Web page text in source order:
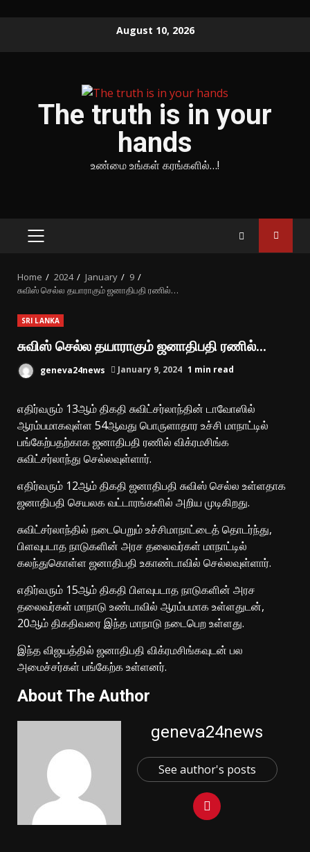
August 10, 2026
The truth is in your
hands
உண்மை உங்கள் கரங்களில்…!
PRIMARY
Home 2024 January
9
சுவிஸ் செல்ல தயாராகும் ஜனாதிபதி ரணில்…
SRI LANKA
சுவிஸ் செல்ல தயாராகும் ஜனாதிபதி ரணில்…
geneva24news January 9, 2024 1 min read
எதிர்வரும் 13ஆம் திகதி சுவிட்சர்லாந்தின் டாவோஸில்
ஆரம்பமாகவுள்ள 54ஆவது பொருளாதார உச்சி மாநாட்டில்
பங்கேற்பதற்காக ஜனாதிபதி ரணில் விக்ரமசிங்க
சுவிட்சர்லாந்து செல்லவுள்ளார்.
எதிர்வரும் 12ஆம் திகதி ஜனாதிபதி சுவிஸ் செல்ல உள்ளதாக
ஜனாதிபதி செயலக வட்டாரங்களில் அறிய முடிகிறது.
சுவிட்சர்லாந்தில் நடைபெறும் உச்சிமாநாட்டைத் தொடர்ந்து,
பிளவுபடாத நாடுகளின் அரச தலைவர்கள் மாநாட்டில்
கலந்துகொள்ள ஜனாதிபதி உகாண்டாவில் செல்லவுள்ளார்.
எதிர்வரும் 15ஆம் திகதி பிளவுபடாத நாடுகளின் அரச
தலைவர்கள் மாநாடு உண்டாவில் ஆரம்பமாக உள்ளதுடன்,
20ஆம் திகதிவரை இந்த மாநாடு நடைபெற உள்ளது.
இந்த விஜயத்தில் ஜனாதிபதி விக்ரமசிங்கவுடன் பல
அமைச்சர்கள் பங்கேற்க உள்ளனர்.
About The Author
geneva24news
See author's posts